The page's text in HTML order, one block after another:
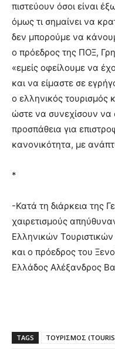
πιστεύουν όσοι είναι
όμως τι σημαίνει να
δεν μπορούμε να
ο πρόεδρος της ΠΟΞ,
«εμείς οφείλουμε να
και να είμαστε σε
ο ελληνικός τουρισμός
ώστε να συνεχίσουν να
προσπάθεια για
κανονικότητα, με
*
-Κατά τη διάρκεια της
χαιρετισμούς
Ελληνικών
και ο πρόεδρος του
Ελλάδος Αλέξανδρος
TAGS ΤΟΥΡΙΣΜΟΣ